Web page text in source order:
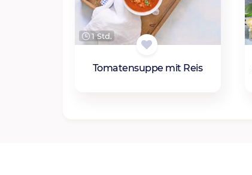
1 Std.
Tomatensuppe mit Reis